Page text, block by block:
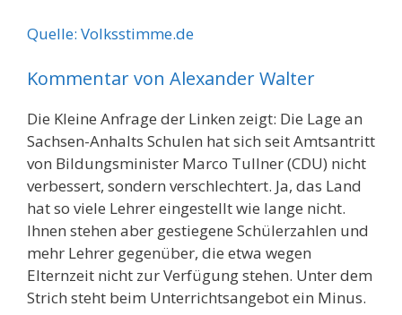
Quelle: Volksstimme.de
Kommentar von Alexander Walter
Die Kleine Anfrage der Linken zeigt: Die Lage an
Sachsen-Anhalts Schulen hat sich seit Amtsantritt
von Bildungsminister Marco Tullner (CDU) nicht
verbessert, sondern verschlechtert. Ja, das Land
hat so viele Lehrer eingestellt wie lange nicht.
Ihnen stehen aber gestiegene Schülerzahlen und
mehr Lehrer gegenüber, die etwa wegen
Elternzeit nicht zur Verfügung stehen. Unter dem
Strich steht beim Unterrichtsangebot ein Minus.